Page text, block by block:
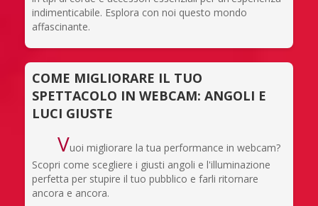
indimenticabile. Esplora con noi questo mondo
affascinante.
COME MIGLIORARE IL TUO
SPETTACOLO IN WEBCAM: ANGOLI E
LUCI GIUSTE
Vuoi migliorare la tua performance in webcam?
Scopri come scegliere i giusti angoli e l'illuminazione
perfetta per stupire il tuo pubblico e farli ritornare
ancora e ancora.